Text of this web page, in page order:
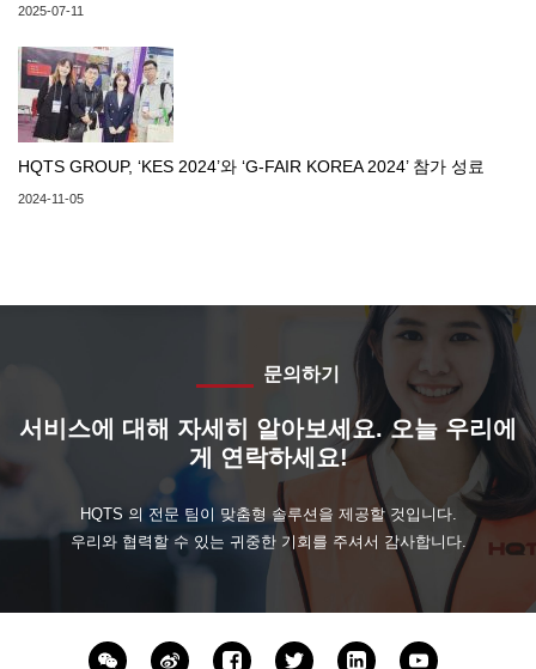
2025-07-11
HQTS GROUP, ‘KES 2024’와 ‘G-FAIR KOREA 2024’ 참가 성료
2024-11-05
문의하기
서비스에 대해 자세히 알아보세요. 오늘 우리에
게 연락하세요!
HQTS 의 전문 팀이 맞춤형 솔루션을 제공할 것입니다.
우리와 협력할 수 있는 귀중한 기회를 주셔서 감사합니다.